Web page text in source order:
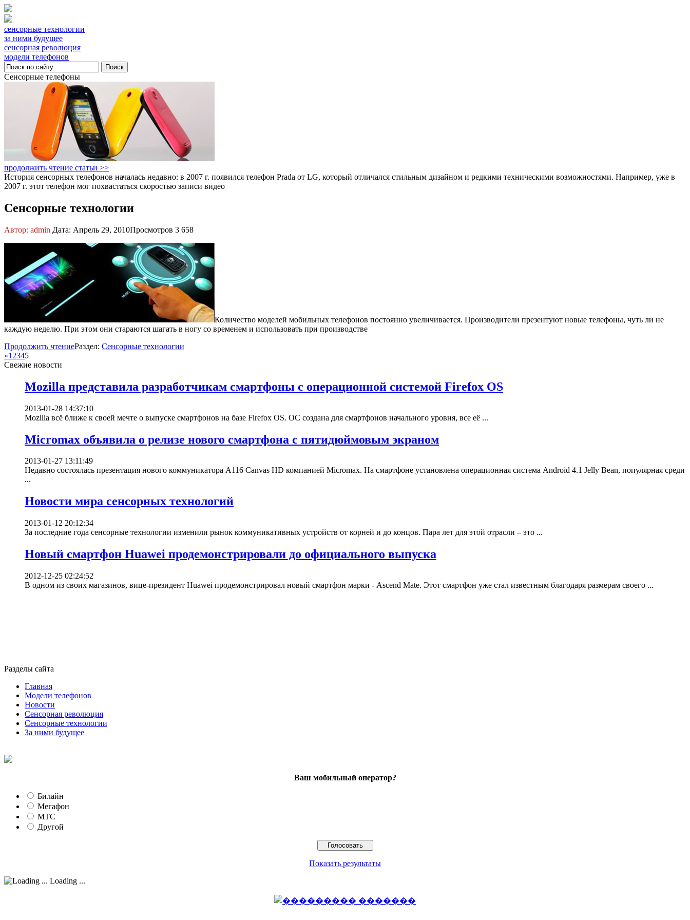
сенсорные технологии
за ними будущее
сенсорная революция
модели телефонов
Сенсорные телефоны
продолжить чтение статьи >>
История сенсорных телефонов началась недавно: в 2007 г. появился телефон Prada от LG, который отличался стильным дизайном и редкими техническими возможностями. Например, уже в
2007 г. этот телефон мог похвастаться скоростью записи видео
Сенсорные технологии
Автор: admin Дата: Апрель 29, 2010Просмотров 3 658
Количество моделей мобильных телефонов постоянно увеличивается. Производители презентуют новые телефоны, чуть ли не
каждую неделю. При этом они стараются шагать в ногу со временем и использовать при производстве
Продолжить чтениеРаздел: Сенсорные технологии
«1 2345
Свежие новости
Mozilla представила разработчикам смартфоны с операционной системой Firefox OS
2013-01-28 14:37:10
Mozilla всё ближе к своей мечте о выпуске смартфонов на базе Firefox OS. ОС создана для смартфонов начального уровня, все её ...
Micromax объявила о релизе нового смартфона с пятидюймовым экраном
2013-01-27 13:11:49
Недавно состоялась презентация нового коммуникатора A116 Canvas HD компанией Micromax. На смартфоне установлена операционная система Android 4.1 Jelly Bean, популярная среди
...
Новости мира сенсорных технологий
2013-01-12 20:12:34
За последние года сенсорные технологии изменили рынок коммуникативных устройств от корней и до концов. Пара лет для этой отрасли – это ...
Новый смартфон Huawei продемонстрировали до официального выпуска
2012-12-25 02:24:52
В одном из своих магазинов, вице-президент Huawei продемонстрировал новый смартфон марки - Ascend Mate. Этот смартфон уже стал известным благодаря размерам своего ...
Разделы сайта
Главная
Модели телефонов
Новости
Сенсорная революция
Сенсорные технологии
За ними будущее
Ваш мобильный оператор?
Билайн
Мегафон
МТС
Другой
Показать результаты
Loading ...